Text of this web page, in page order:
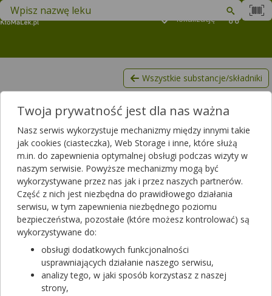
lokalizację
Znajdź lek w swojej okolicy
Adagrazyb
Wszystkie substancje/składniki
Lista produktów, zawierających Adagrazyb
Filtrowanie
Filtrowanie
Wyniki wyszukiwania(1)
Wyczyść filtry
Krazati
200 mg | 180 tabl. | Adagrasibum
lek na receptę
Dostępność
Twoja prywatność jest dla nas ważna
Nasz serwis wykorzystuje mechanizmy między innymi takie
jak cookies (ciasteczka), Web Storage i inne, które służą
m.in. do zapewnienia optymalnej obsługi podczas wizyty w
naszym serwisie. Powyższe mechanizmy mogą być
wykorzystywane przez nas jak i przez naszych partnerów.
Część z nich jest niezbędna do prawidłowego działania
serwisu, w tym zapewnienia niezbędnego poziomu
bezpieczeństwa, pozostałe (które możesz kontrolować) są
wykorzystywane do:
obsługi dodatkowych funkcjonalności
usprawniających działanie naszego serwisu,
analizy tego, w jaki sposób korzystasz z naszej
strony,